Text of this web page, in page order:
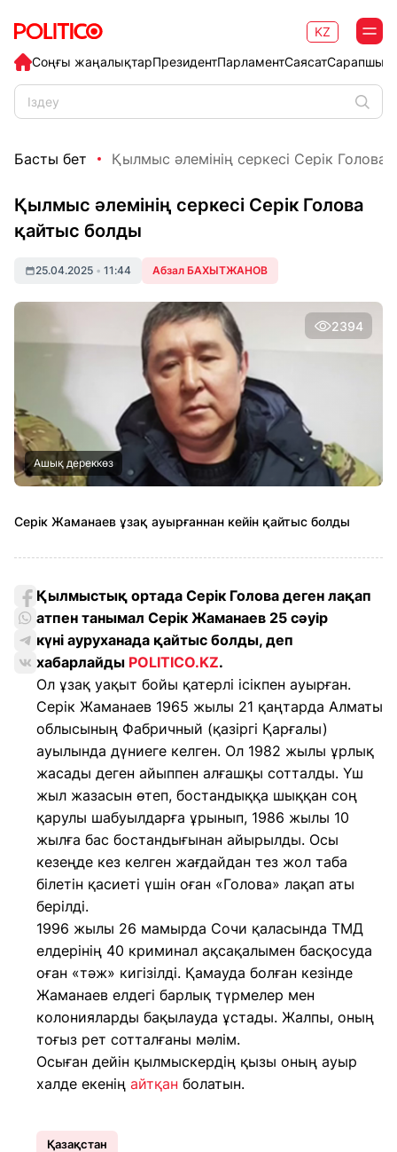
Соңғы жаңалықтарПрезидентПарламентСаясат
KZ
Басты бет Қылмыс әлемінің серкесі Серік Голова
Қылмыс әлемінің серкесі Серік Голова
қайтыс болды
25.04.2025 • 11:44 Абзал БАХЫТЖАНОВ
2394
Ашық дереккөз
Серік Жаманаев ұзақ ауырғаннан кейін қайтыс болды
Қылмыстық ортада Серік Голова деген лақап
атпен танымал Серік Жаманаев 25 сәуір
күні ауруханада қайтыс болды, деп
хабарлайды POLITICO.KZ.
Ол ұзақ уақыт бойы қатерлі ісікпен ауырған.
Серік Жаманаев 1965 жылы 21 қаңтарда Алматы
облысының Фабричный (қазіргі Қарғалы)
ауылында дүниеге келген. Ол 1982 жылы ұрлық
жасады деген айыппен алғашқы сотталды. Үш
жыл жазасын өтеп, бостандыққа шыққан соң
қарулы шабуылдарға ұрынып, 1986 жылы 10
жылға бас бостандығынан айырылды. Осы
кезеңде кез келген жағдайдан тез жол таба
білетін қасиеті үшін оған «Голова» лақап аты
берілді.
1996 жылы 26 мамырда Сочи қаласында ТМД
елдерінің 40 криминал ақсақалымен басқосуда
оған «тәж» кигізілді. Қамауда болған кезінде
Жаманаев елдегі барлық түрмелер мен
колонияларды бақылауда ұстады. Жалпы, оның
тоғыз рет сотталғаны мәлім.
Осыған дейін қылмыскердің қызы оның ауыр
халде екенің айтқан болатын.
Қазақстан